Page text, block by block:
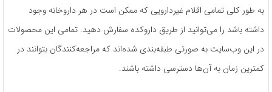
به طور کلی تمامی اقلام غیردارویی که ممکن است در هر داروخانه وجود
داشته باشد را می‌توانید از طریق داروکده سفارش دهید. تمامی این محصولات
در این وب‌سایت به صورتی طبقه‌بندی شده‌اند که مراجعه‌کنندگان بتوانند در
کمترین زمان به آن‌ها دسترسی داشته باشند.